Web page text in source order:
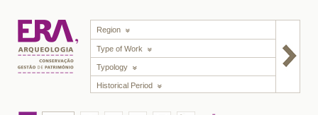
Region
Type of Work
Typology
Historical Period